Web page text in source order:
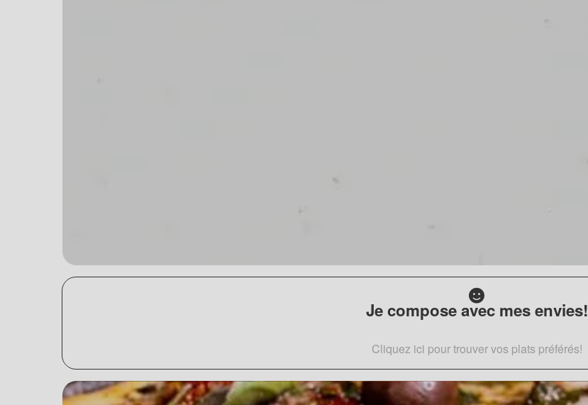
Je compose avec mes envies!
Cliquez ici pour trouver vos plats préférés!